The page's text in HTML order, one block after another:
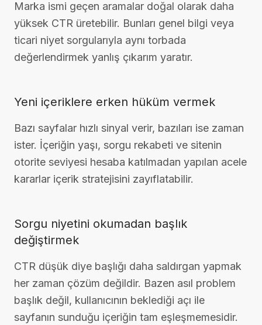
Marka ismi geçen aramalar doğal olarak daha
yüksek CTR üretebilir. Bunları genel bilgi veya
ticari niyet sorgularıyla aynı torbada
değerlendirmek yanlış çıkarım yaratır.
Yeni içeriklere erken hüküm vermek
Bazı sayfalar hızlı sinyal verir, bazıları ise zaman
ister. İçeriğin yaşı, sorgu rekabeti ve sitenin
otorite seviyesi hesaba katılmadan yapılan acele
kararlar içerik stratejisini zayıflatabilir.
Sorgu niyetini okumadan başlık
değiştirmek
CTR düşük diye başlığı daha saldırgan yapmak
her zaman çözüm değildir. Bazen asıl problem
başlık değil, kullanıcının beklediği açı ile
sayfanın sunduğu içeriğin tam eşleşmemesidir.